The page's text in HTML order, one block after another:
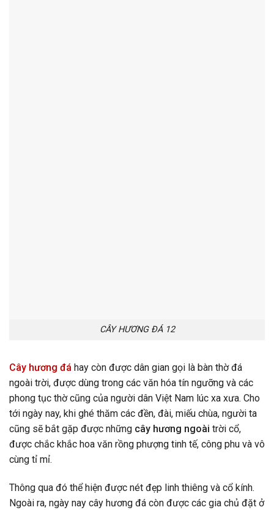
CÂY HƯƠNG ĐÁ 12
Cây hương đá hay còn được dân gian gọi là bàn thờ đá
ngoài trời, được dùng trong các văn hóa tín ngưỡng và các
phong tục thờ cũng của người dân Việt Nam lúc xa xưa. Cho
tới ngày nay, khi ghé thăm các đền, đài, miếu chùa, người ta
cũng sẽ bắt gặp được những cây hương ngoài trời cổ,
được chắc khắc hoa văn rồng phượng tinh tế, công phu và vô
cùng tỉ mỉ.
Thông qua đó thể hiện được nét đẹp linh thiêng và cổ kính.
Ngoài ra, ngày nay cây hương đá còn được các gia chủ đặt ở